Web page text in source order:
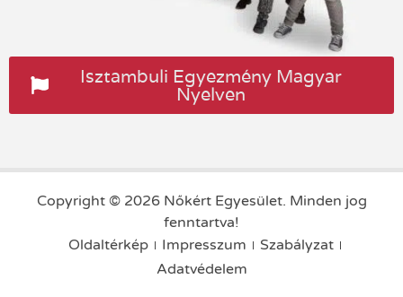
Isztambuli Egyezmény Magyar
Nyelven
Copyright © 2026 Nőkért Egyesület. Minden jog
fenntartva!
Oldaltérkép
Impresszum
Szabályzat
Adatvédelem